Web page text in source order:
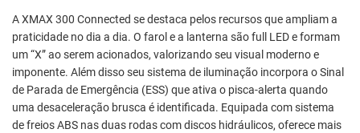
A XMAX 300 Connected se destaca pelos recursos que ampliam a
praticidade no dia a dia. O farol e a lanterna são full LED e formam
um “X” ao serem acionados, valorizando seu visual moderno e
imponente. Além disso seu sistema de iluminação incorpora o Sinal
de Parada de Emergência (ESS) que ativa o pisca-alerta quando
uma desaceleração brusca é identificada. Equipada com sistema
de freios ABS nas duas rodas com discos hidráulicos, oferece mais